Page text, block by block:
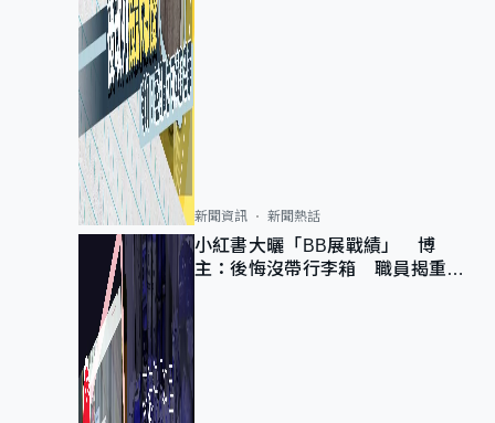
新聞資訊 新聞熱話
小紅書大曬「BB展戰績」 博
主：後悔沒帶行李箱 職員揭重複